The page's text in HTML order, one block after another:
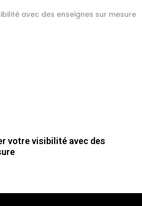
votre visibilité avec des